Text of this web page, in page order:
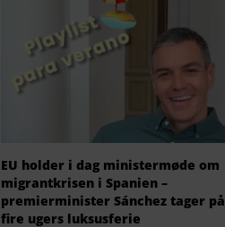
EU holder i dag ministermøde om
migrantkrisen i Spanien –
premierminister Sánchez tager på
fire ugers luksusferie